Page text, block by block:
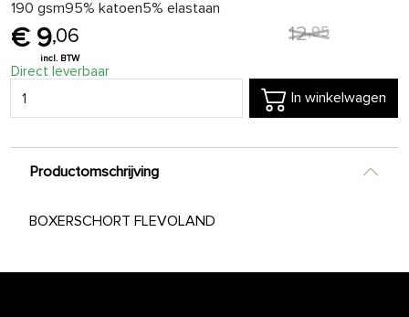
190 gsm95% katoen5% elastaan
9,06 12,95
Direct leverbaar
In winkelwagen
Productomschrijving
BOXERSCHORT FLEVOLAND